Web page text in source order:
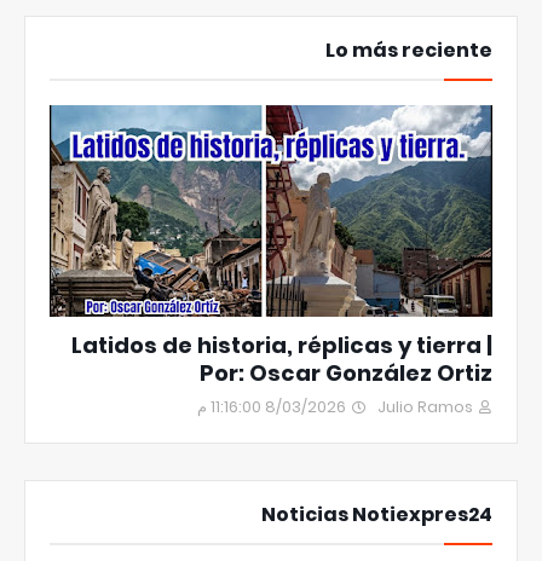
Lo más reciente
Latidos de historia, réplicas y tierra |
Por: Oscar González Ortiz
Julio Ramos 8/03/2026 11:16:00 م
Noticias Notiexpres24